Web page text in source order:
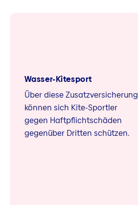
Wasser-Kitesport
Über diese Zusatzversicherung
können sich Kite-Sportler
gegen Haftpflichtschäden
gegenüber Dritten schützen.